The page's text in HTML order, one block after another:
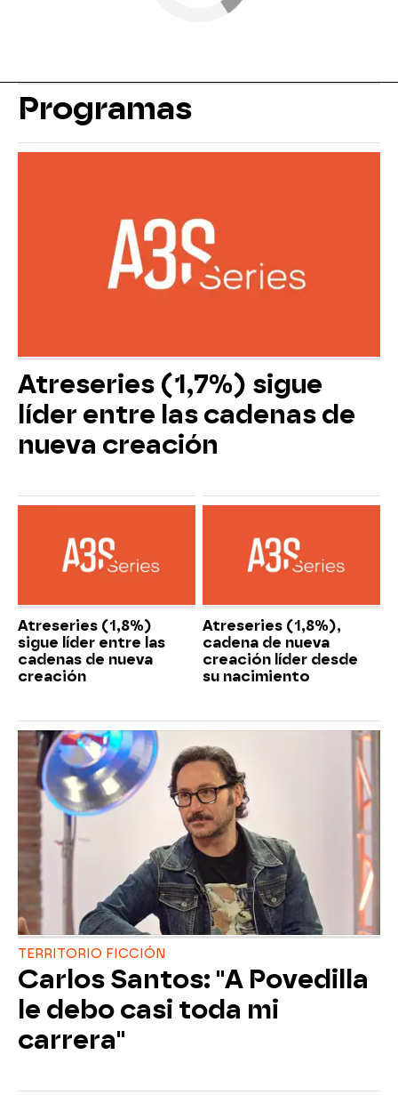
Programas
Atreseries (1,7%) sigue
líder entre las cadenas de
nueva creación
Atreseries (1,8%)
sigue líder entre las
cadenas de nueva
creación
Atreseries (1,8%),
cadena de nueva
creación líder desde
su nacimiento
TERRITORIO FICCIÓN
Carlos Santos: "A Povedilla
le debo casi toda mi
carrera"